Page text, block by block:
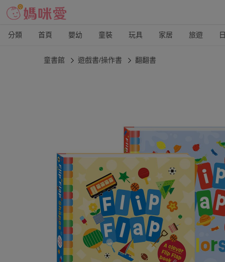
分類 首頁 嬰幼 童裝 玩具 家居 旅遊
童書館 遊戲書/操作書 翻翻書